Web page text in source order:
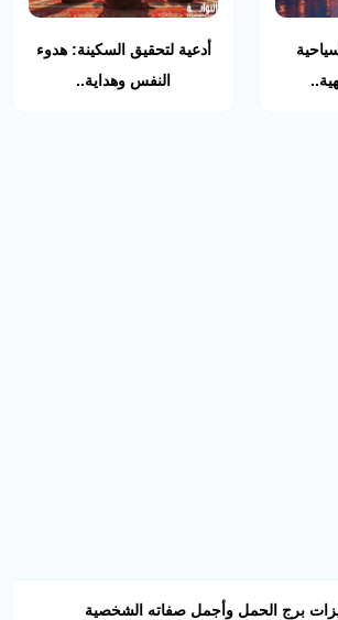
أدعية لتحقيق السكينة: هدوء
النفس وهداية..
برج الحمل وأجمل صفاته الشخصية